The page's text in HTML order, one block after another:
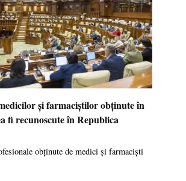
și farmaciștilor obținute în
fi recunoscute în Republica
obținute de medici și farmaciști